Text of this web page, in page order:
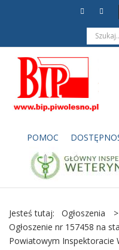
POMOC
Jesteś tutaj: Ogłoszenia >
Ogłoszenie nr 157458 na
Powiatowym Inspektoracie